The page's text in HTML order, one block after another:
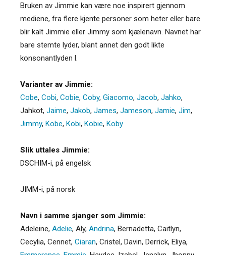
Bruken av Jimmie kan være noe inspirert gjennom
mediene, fra flere kjente personer som heter eller bare
blir kalt Jimmie eller Jimmy som kjælenavn. Navnet har
bare stemte lyder, blant annet den godt likte
konsonantlyden l.
Varianter av Jimmie:
Cobe, Cobi, Cobie, Coby, Giacomo, Jacob, Jahko,
Jahkot, Jaime, Jakob, James, Jameson, Jamie, Jim,
Jimmy, Kobe, Kobi, Kobie, Koby
Slik uttales Jimmie:
DSCHIM-i, på engelsk
JIMM-i, på norsk
Navn i samme sjanger som Jimmie:
Adeleine, Adelie, Aly, Andrina, Bernadetta, Caitlyn,
Cecylia, Cennet, Ciaran, Cristel, Davin, Derrick, Eliya,